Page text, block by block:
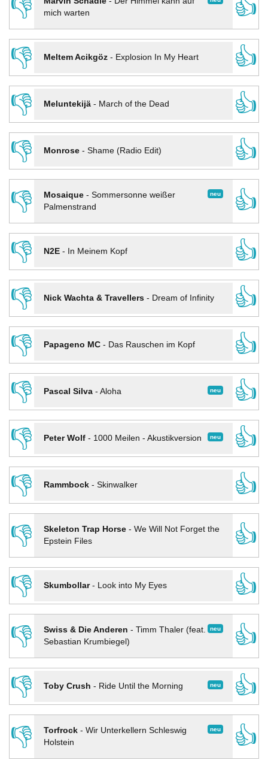
👎
mich warten
👍
👎
Meltem Acikgöz- Explosion In My Heart
👍
👎
Meluntekijä- March of the Dead
👍
👎
Monrose- Shame (Radio Edit)
👍
👎
neu
Mosaique- Sommersonne weißer
Palmenstrand
👍
👎
N2E- In Meinem Kopf
👍
👎
Nick Wachta & Travellers- Dream of Infinity
👍
👎
Papageno MC- Das Rauschen im Kopf
👍
👎
neu
Pascal Silva- Aloha
👍
👎
neu
Peter Wolf- 1000 Meilen - Akustikversion
👍
👎
Rammbock- Skinwalker
👍
👎
Skeleton Trap Horse- We Will Not Forget the
Epstein Files
👍
👎
Skumbollar- Look into My Eyes
👍
👎
neu
Swiss & Die Anderen - Timm Thaler (feat.
Sebastian Krumbiegel)
👍
👎
neu
Toby Crush - Ride Until the Morning
👍
👎
neu
Torfrock- Wir Unterkellern Schleswig
Holstein
👍